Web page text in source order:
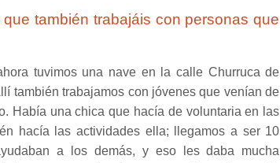
también trabajáis con personas que
tuvimos una nave en la calle Churruca de
también trabajamos con jóvenes que venían de
Había una chica que hacía de voluntaria en las
hacía las actividades ella; llegamos a ser 10
a los demás, y eso les daba mucha